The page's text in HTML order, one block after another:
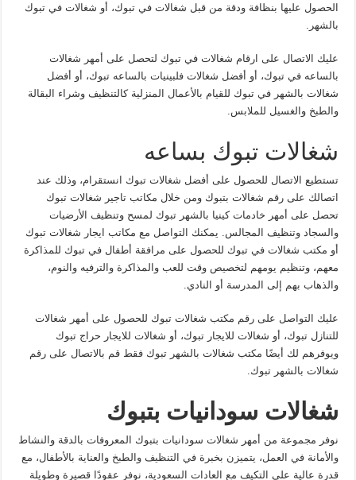
الحصول عليها بنظافة ودقة من قبل شغالات في تبوك، أو شغالات في تبوك
بالشهر.
عليك الاتصال على ارقام شغالات في تبوك لتحصل على أمهر شغالات
بالساعه في تبوك، أو أفضل شغالات فلبينيات بالساعه تبوك، أو أفضل
شغالات بالشهر في تبوك للقيام بالأعمال المنزلية كالتنظيف وشراء البقالة
والطبخ والغسيل للملابس.
شغالات تبوك بساعه
تستطيع الاتصال للحصول على أفضل شغالات تبوك انستقرام، وذلك عند
اتصالك على رقم شغالات بتبوك ومن خلال مكاتب تاجير شغالات تبوك
تحصل على أمهر خادمات كينيا بالشهر تبوك لمسح وتنظيف الأرضيات
والسجاد وتنظيف المجالس. يمكنك التواصل مع مكاتب ايجار شغالات تبوك
أو مكتب شغالات في تبوك للحصول على مرافقة أطفال في تبوك للمذاكرة
معهم، وتنظيم يومهم لتخصيص وقت للعب والمذاكرة والترفيه والنوم،
والذهاب بهم إلى المدرسة أو النادي.
عليك التواصل على رقم مكتب شغالات تبوك للحصول على أمهر شغالات
للتنازل تبوك، أو شغالات للايجار تبوك، أو شغالات للايجار حراج تبوك
ويوفرهم لك أيضًا مكتب شغالات بالشهر تبوك فقط قم بالاتصال على رقم
شغالات بالشهر تبوك.
شغالات سودانيات بتبوك
نوفر مجموعة من أمهر شغالات سودانيات بتبوك المعروفات بالدقة والنشاط
والأمانة في العمل، يتميزن بخبرة في التنظيف والطبخ والعناية بالأطفال، مع
قدرة عالية على التكيف مع العادات السعودية، نوفر عقودًا قصيرة وطويلة